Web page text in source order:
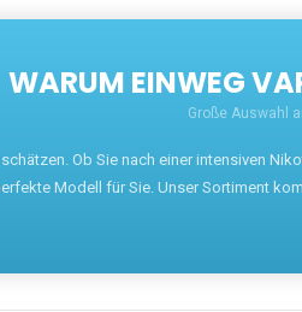
WARUM EINWEG
Große Auswahl
Ob Sie nach einer intensiven
Modell für Sie. Unser Sortiment